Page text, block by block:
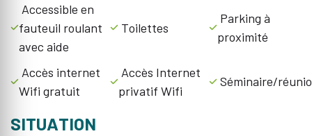
Accessible en
fauteuil roulant
avec aide
Toilettes
Parking à
proximité
Accès internet
Wifi gratuit
Accès Internet
privatif Wifi
Séminaire/
SITUATION